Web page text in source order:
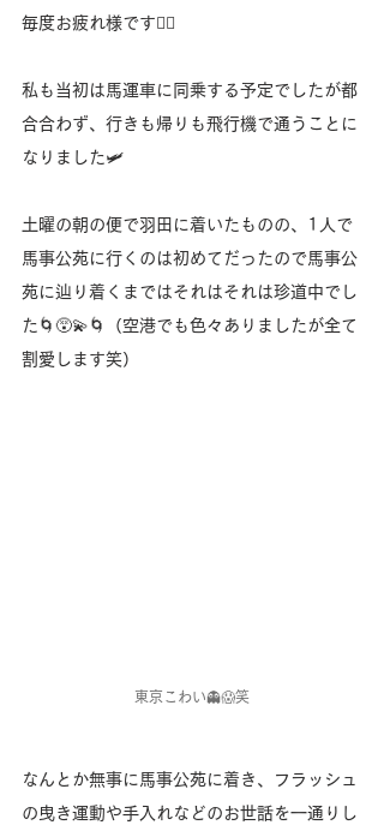
毎度お疲れ様です🙇‍♂️
私も当初は馬運車に同乗する予定でしたが都
合合わず、行きも帰りも飛行機で通うことに
なりました🛩️
土曜の朝の便で羽田に着いたものの、1人で
馬事公苑に行くのは初めてだったので馬事公
苑に辿り着くまではそれはそれは珍道中でし
た🌀😵‍💫🌀（空港でも色々ありましたが全て
割愛します笑）
東京こわい👻😱笑
なんとか無事に馬事公苑に着き、フラッシュ
の曳き運動や手入れなどのお世話を一通りし